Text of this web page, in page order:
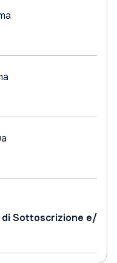
di Sottoscrizione e/